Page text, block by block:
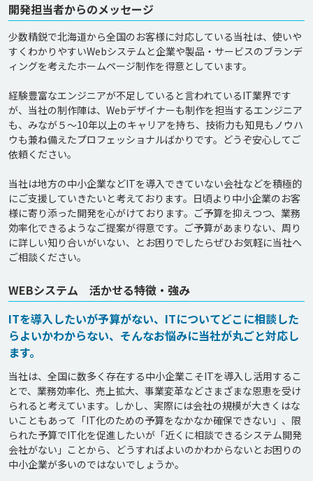
開発担当者からのメッセージ
少数精鋭で北海道から全国のお客様に対応している当社は、使いや
すくわかりやすいWebシステムと企業や製品・サービスのブランデ
ィングを考えたホームページ制作を得意としています。
経験豊富なエンジニアが不足していると言われているIT業界です
が、当社の制作陣は、Webデザイナーも制作を担当するエンジニア
も、みなが５～10年以上のキャリアを持ち、技術力も知見もノウハ
ウも兼ね備えたプロフェッショナルばかりです。どうぞ安心してご
依頼ください。
当社は地方の中小企業などITを導入できていない会社などを積極的
にご支援していきたいと考えております。日頃より中小企業のお客
様に寄り添った開発を心がけております。ご予算を抑えつつ、業務
効率化できるようなご提案が得意です。ご予算があまりない、周り
に詳しい知り合いがいない、とお困りでしたらぜひお気軽に当社へ
WEBシステム 活かせる特徴・強み
ITを導入したいが予算がない、ITについてどこに相談した
らよいかわからない、そんなお悩みに当社が丸ごと対応し
ます。
当社は、全国に数多く存在する中小企業こそITを導入し活用するこ
とで、業務効率化、売上拡大、事業変革などさまざまな恩恵を受け
られると考えています。しかし、実際には会社の規模が大きくはな
いこともあって「IT化のための予算をなかなか確保できない」、限
られた予算でIT化を促進したいが「近くに相談できるシステム開発
会社がない」ことから、どうすればよいのかわからないとお困りの
中小企業が多いのではないでしょうか。